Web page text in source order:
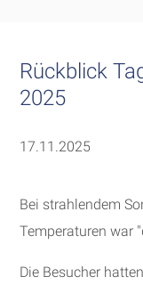
Rückblick
2025
17.11.2025
Bei strahlendem
Temperaturen war
Die Besucher